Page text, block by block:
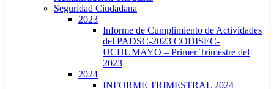
Seguridad Ciudadana
2023
Informe de Cumplimiento de Actividades
del PADSC-2023 CODISEC-
UCHUMAYO – Primer Trimestre del
2023
2024
INFORME TRIMESTRAL 2024